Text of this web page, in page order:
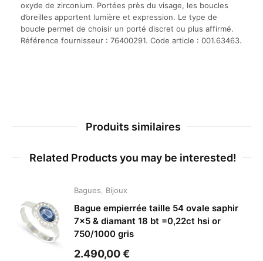
oxyde de zirconium. Portées près du visage, les boucles
d’oreilles apportent lumière et expression. Le type de
boucle permet de choisir un porté discret ou plus affirmé.
Référence fournisseur : 76400291. Code article : 001.63463.
Produits similaires
Related Products you may be interested!
Bagues Bijoux
Bague empierrée taille 54 ovale saphir
7×5 & diamant 18 bt =0,22ct hsi or
750/1000 gris
2.490,00€